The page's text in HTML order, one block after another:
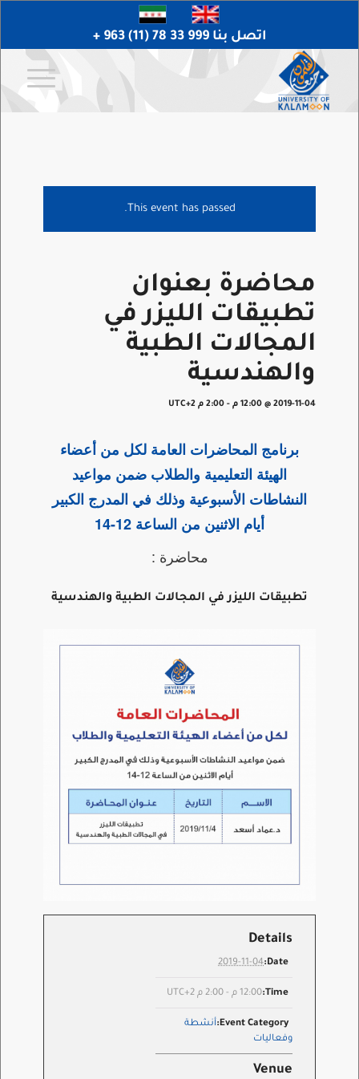
اتصل بنا 999 33 78 (11) 963 +
This event has passed.
محاضرة بعنوان
تطبيقات الليزر في
المجالات الطبية
والهندسية
2019-11-04 @ 12:00 م -2:00 م UTC+2
برنامج المحاضرات العامة لكل من أعضاء
الهيئة التعليمية والطلاب ضمن مواعيد
النشاطات الأسبوعية وذلك في المدرج الكبير
أيام الاثنين من الساعة 12-14
محاضرة :
تطبيقات الليزر في المجالات الطبية والهندسية
Details
Date:
2019-11-04
Time: 12:00 م - 2:00 م UTC+2
Event Category: أنشطة
وفعاليات
Venue